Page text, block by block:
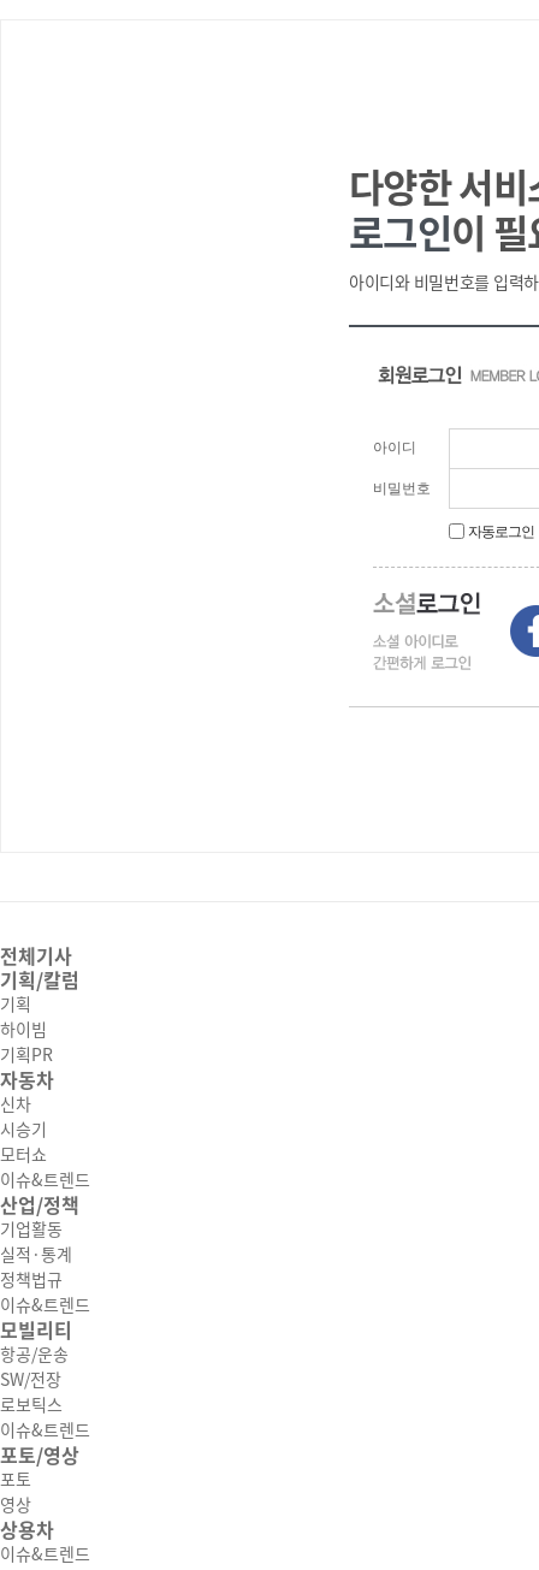
다양한 서
로그인이 필
아이디와 비밀번호를 입력
아이디
비밀번호
자동로그인
전체기사
기획/칼럼
기획
하이빔
기획PR
자동차
신차
시승기
모터쇼
이슈&트렌드
산업/정책
기업활동
실적·통계
정책법규
이슈&트렌드
모빌리티
항공/운송
SW/전장
로보틱스
이슈&트렌드
포토/영상
포토
영상
상용차
이슈&트렌드